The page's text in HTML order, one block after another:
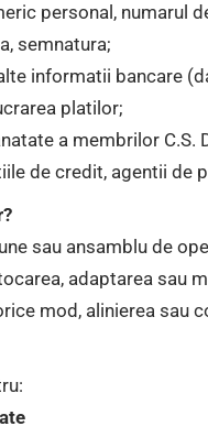
personal, numarul
semnatura;
informatii bancare
platilor;
a membrilor
de credit, agentii de
sau ansamblu de
adaptarea sau
mod, alinierea sau